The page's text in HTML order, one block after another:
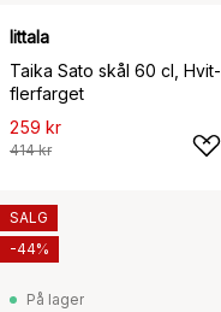
Iittala
Taika Sato skål 60 cl, Hvit-
flerfarget
259 kr
414 kr
På lager
SALG
-44%